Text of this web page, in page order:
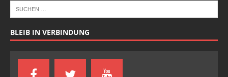
BLEIB IN VERBINDUNG